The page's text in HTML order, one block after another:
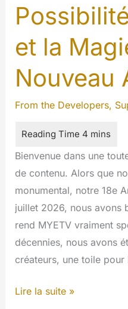
et la
Nouveau
From the Developers,
Bienvenue dans une
de contenu. Alors que
monumental, notre 18e
juillet 2026, nous avons
rend MYETV vraiment
décennies, nous avons
créateurs, une toile
La
Lire la suite »